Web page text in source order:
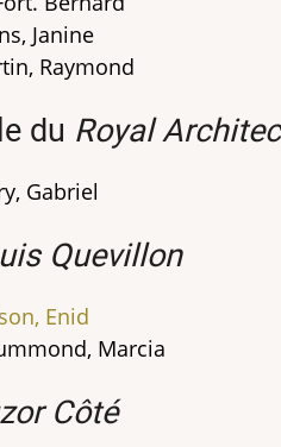
Janine
Raymond
du Royal
Gabriel
Quevillon
Enid
Marcia
Côté